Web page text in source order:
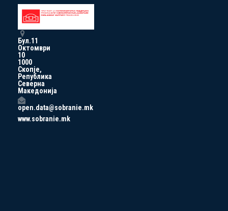
Бул.11
Октомври
10
1000
Скопје,
Република
Северна
Македонија
open.data@sobranie.mk
www.sobranie.mk